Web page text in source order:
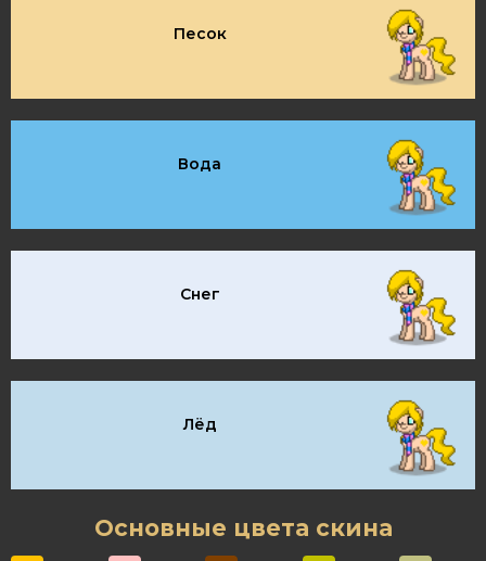
Песок
Вода
Снег
Лёд
Основные цвета скина